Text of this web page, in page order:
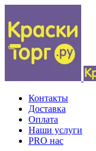
Контакты
Доставка
Оплата
Наши услуги
PRO нас